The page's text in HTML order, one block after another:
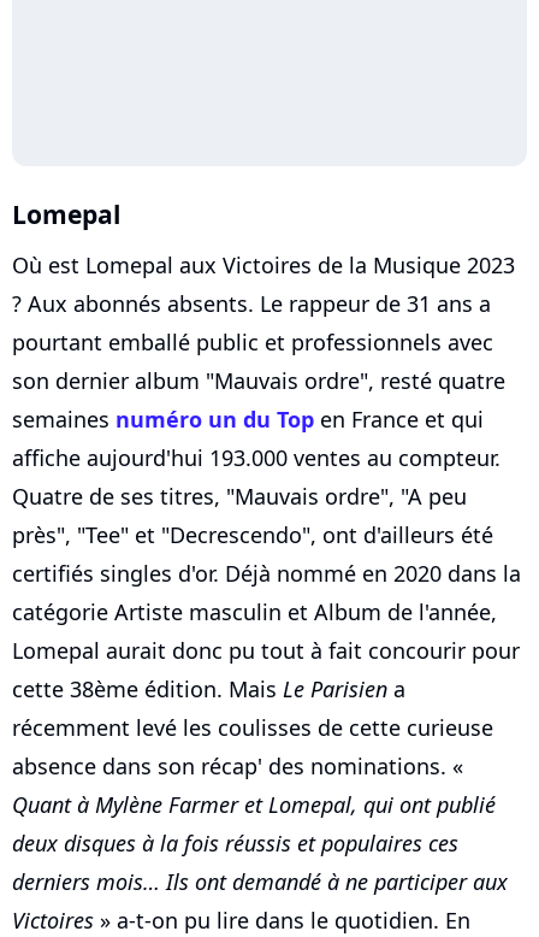
Lomepal
Où est Lomepal aux Victoires de la Musique 2023
? Aux abonnés absents. Le rappeur de 31 ans a
pourtant emballé public et professionnels avec
son dernier album "Mauvais ordre", resté quatre
semaines numéro un du Top en France et qui
affiche aujourd'hui 193.000 ventes au compteur.
Quatre de ses titres, "Mauvais ordre", "A peu
près", "Tee" et "Decrescendo", ont d'ailleurs été
certifiés singles d'or. Déjà nommé en 2020 dans la
catégorie Artiste masculin et Album de l'année,
Lomepal aurait donc pu tout à fait concourir pour
cette 38ème édition. Mais Le Parisien a
récemment levé les coulisses de cette curieuse
absence dans son récap' des nominations. «
Quant à Mylène Farmer et Lomepal, qui ont publié
deux disques à la fois réussis et populaires ces
derniers mois… Ils ont demandé à ne participer aux
Victoires » a-t-on pu lire dans le quotidien. En